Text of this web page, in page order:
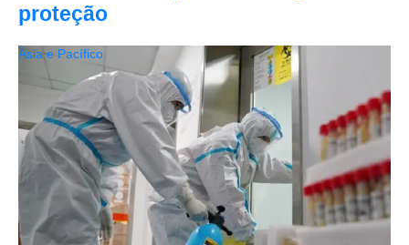
proteção
Ásia e Pacífico